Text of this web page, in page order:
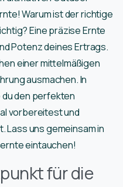
Warum ist der richtige
Eine präzise Ernte
Potenz deines Ertrags.
einer mittelmäßigen
ausmachen. In
du den perfekten
vorbereitest und
Lass uns gemeinsam in
eintauchen!
für die